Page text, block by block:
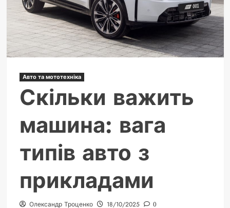
і
штрафи
2024-
2025
Авто та мототехніка
Скільки важить
машина: вага
типів авто з
прикладами
Олександр Троценко 18/10/2025 0